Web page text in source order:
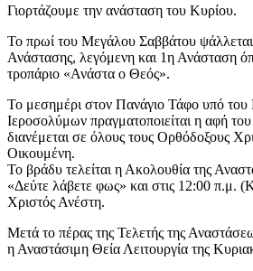
Γιορτάζουμε την ανάσταση του Κυρίου.
Το πρωί του Μεγάλου Σαββάτου
Ανάστασης, λεγόμενη και 1η Ανάσταση
τροπάριο «Ανάστα ο Θεός».
Το μεσημέρι στον Πανάγιο Τάφο υπό του
Ιεροσολύμων πραγματοποιείται η αφή
διανέμεται σε όλους τους Ορθόδοξους
Οικουμένη.
Το βράδυ τελείται η Ακολουθία της
«Δεύτε λάβετε φως» και στις 12:00 π.μ.
Χριστός Ανέστη.
Μετά το πέρας της Τελετής της
η Αναστάσιμη Θεία Λειτουργία της